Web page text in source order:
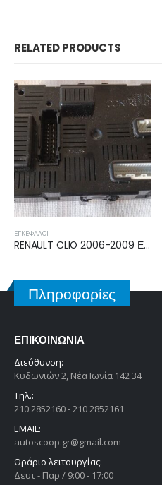
RELATED PRODUCTS
ΕΓΚΈΦΑΛΟΙ
TOYOTA YARIS 2006-2009, 2009-2011 ΕΓΚΕΦΑΛΟΣ ΤΙΜΟΝΙΟΥ 89650-0D1210
Πληροφορίες
ΕΠΙΚΟΙΝΩΝΊΑ
Διεύθυνση:
Κυδωνιών 2, Νέα Ιωνία 142 34
Τηλ.:
210 2852160 - 210 2852161
EMAIL:
autoscoop.gr@gmail.com
Ωράριο λειτουργίας:
Δευτ - Παρ / 9:00 - 17:00